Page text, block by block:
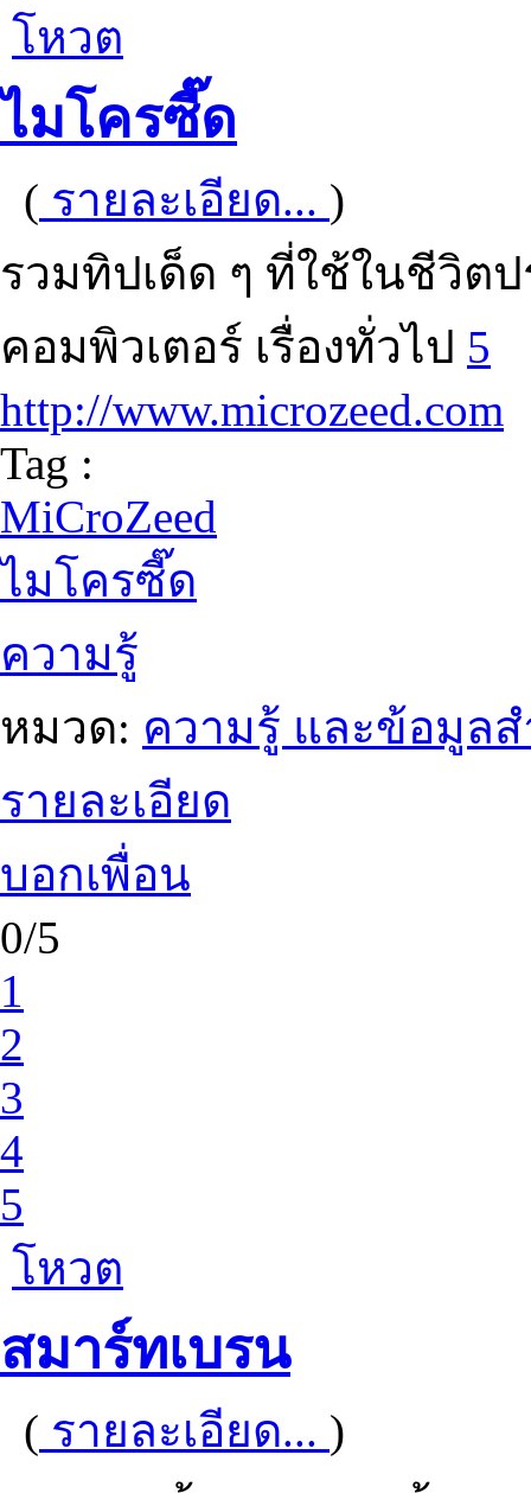
โหวต
ไมโครซี๊ด
( รายละเอียด... )
รวมทิปเด็ด ๆ ที่ใช้ในชีวิต
คอมพิวเตอร์ เรื่องทั่วไป 5
http://www.microzeed.com
Tag :
MiCroZeed
ไมโครซี๊ด
ความรู้
หมวด: ความรู้ และข้อมูล
รายละเอียด
บอกเพื่อน
0/5
1
2
3
4
5
โหวต
สมาร์ทเบรน
( รายละเอียด... )